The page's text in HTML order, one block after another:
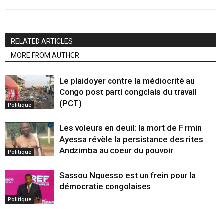
RELATED ARTICLES
MORE FROM AUTHOR
Politique
Le plaidoyer contre la médiocrité au
Congo post parti congolais du travail
(PCT)
Politique
Les voleurs en deuil: la mort de Firmin
Ayessa révèle la persistance des rites
Andzimba au coeur du pouvoir
Politique
Sassou Nguesso est un frein pour la
démocratie congolaises